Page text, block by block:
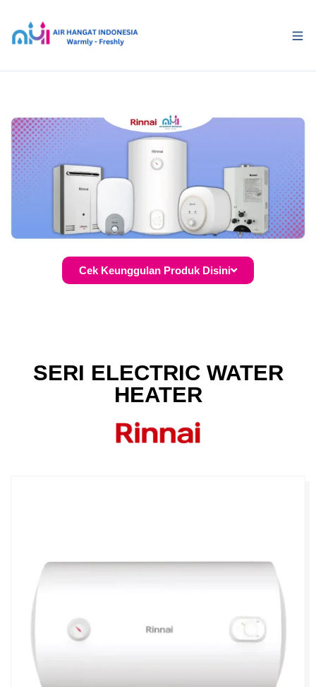
Cek Keunggulan Produk Disini
SERI ELECTRIC WATER
HEATER